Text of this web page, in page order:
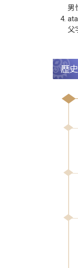
男
父
歷